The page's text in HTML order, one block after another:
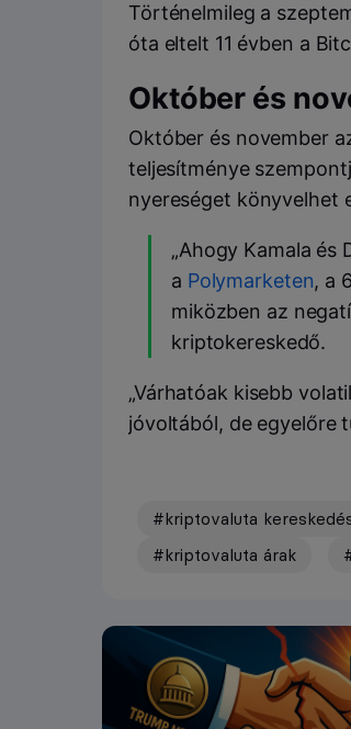
Történelmileg a
óta eltelt 11 évben a
Október és
Október és november
teljesítménye
nyereséget könyvelhet
„Ahogy Kamala
a Polymarketen, a
miközben az
kriptokereskedő.
„Várhatóak kisebb
jóvoltából, de egyelőre
#kriptovaluta
#kriptovaluta árak